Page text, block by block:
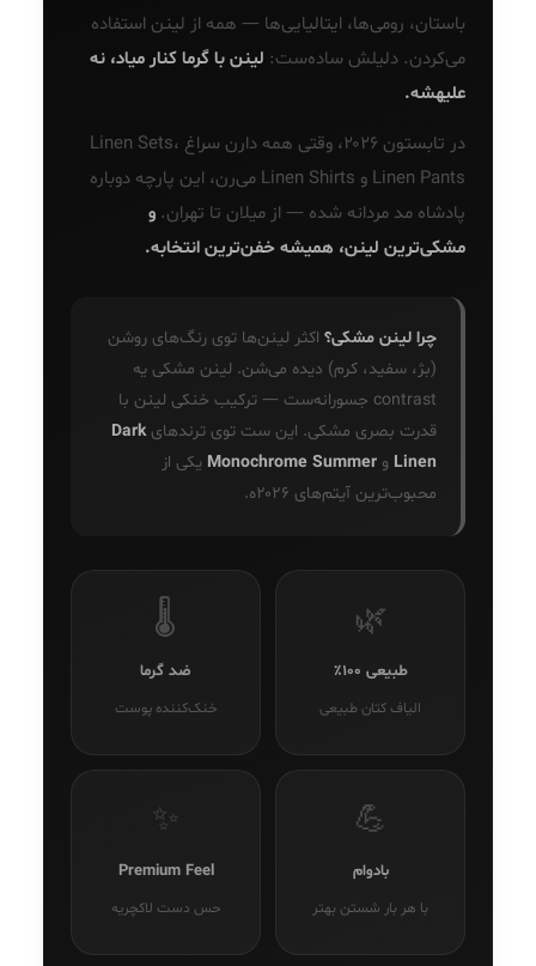
باستان، رومی‌ها، ایتالیایی‌ها — همه از لینن استفاده
می‌کردن. دلیلش ساده‌ست: لینن با گرما کنار میاد، نه
علیهشه.
در تابستون ۲۰۲۶، وقتی همه دارن سراغ Linen Sets،
Linen Pants و Linen Shirts می‌رن، این پارچه دوباره
پادشاه مد مردانه شده — از میلان تا تهران. و
مشکی‌ترین لینن، همیشه خفن‌ترین انتخابه.
چرا لینن مشکی؟ اکثر لینن‌ها توی رنگ‌های روشن
(بژ، سفید، کرم) دیده می‌شن. لینن مشکی یه
contrast جسورانه‌ست — ترکیب خنکی لینن با
قدرت بصری مشکی. این ست توی ترندهایDark
Linen و Monochrome Summer یکی از
محبوب‌ترین آیتم‌های ۲۰۲۶ه.
🌿
طبیعی ۱۰۰٪
الیاف کتان طبیعی
🌡️
ضد گرما
خنک‌کننده پوست
💪
بادوام
با هر بار شستن بهتر
✨
Premium Feel
حس دست لاکچریه